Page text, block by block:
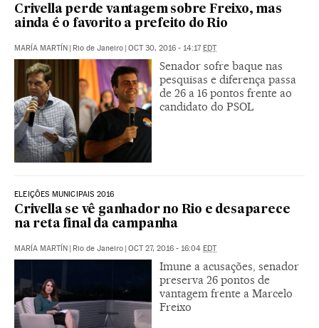
Crivella perde vantagem sobre Freixo, mas
ainda é o favorito a prefeito do Rio
MARÍA MARTÍN | Rio de Janeiro | OCT 30, 2016 - 14:17EDT
Senador sofre baque nas
pesquisas e diferença passa
de 26 a 16 pontos frente ao
candidato do PSOL
ELEIÇÕES MUNICIPAIS 2016
Crivella se vê ganhador no Rio e desaparece
na reta final da campanha
MARÍA MARTÍN | Rio de Janeiro | OCT 27, 2016 - 16:04 EDT
Imune a acusações, senador
preserva 26 pontos de
vantagem frente a Marcelo
Freixo